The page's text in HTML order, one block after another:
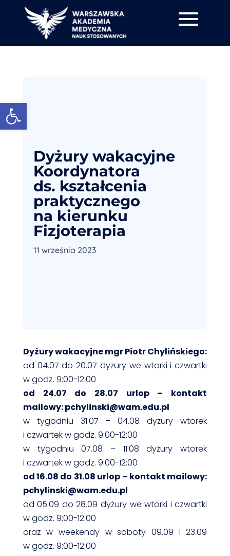
Dyżury wakacyjne
Koordynatora
ds. kształcenia
praktycznego
na kierunku
Fizjoterapia
11 września 2023
Dyżury wakacyjne mgr Piotr Chylińskiego:
od 04.07 do 20.07 dyżury we wtorki i czwartki
w godz. 9:00-12:00
od 24.07 do 28.07 urlop – kontakt
mailowy: pchylinski@wam.edu.pl
w tygodniu 31.07 – 04.08 dyżury wtorek
i czwartek w godz. 9:00-12:00
w tygodniu 07.08 – 11.08dyżurywtorek
i czwartek w godz. 9:00-12:00
od 16.08 do 31.08 urlop – kontakt mailowy:
pchylinski@wam.edu.pl
od 05.09 do 28.09 dyżury we wtorki i czwartki
w godz. 9:00-12:00
oraz w weekendy w soboty 09.09 i 23.09
w godz. 9:00-12:00
Otwórz pasek narzędzi